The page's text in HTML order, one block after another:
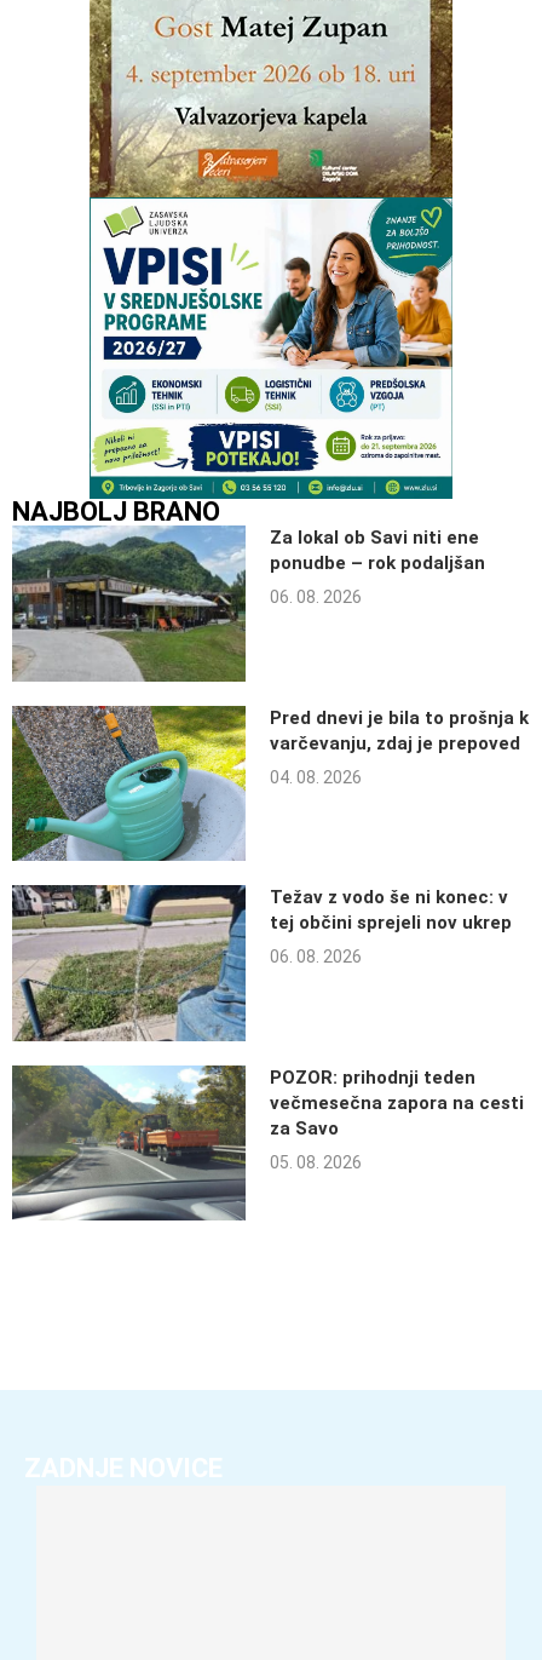
NAJBOLJ BRANO
Za lokal ob Savi niti ene
ponudbe – rok podaljšan
06. 08. 2026
Pred dnevi je bila to prošnja k
varčevanju, zdaj je prepoved
04. 08. 2026
Težav z vodo še ni konec: v
tej občini sprejeli nov ukrep
06. 08. 2026
POZOR: prihodnji teden
večmesečna zapora na cesti
za Savo
05. 08. 2026
ZADNJE NOVICE